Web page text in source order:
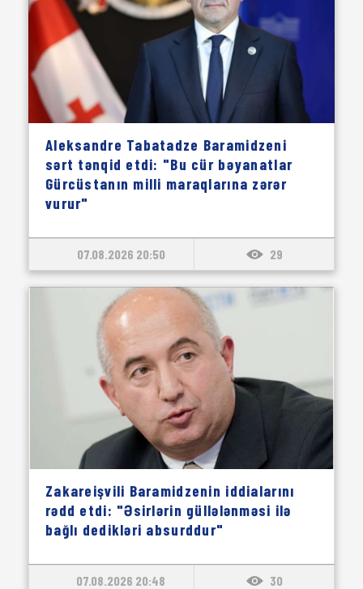
Aleksandre Tabatadze Baramidzeni
sərt tənqid etdi: "Bu cür bəyanatlar
Gürcüstanın milli maraqlarına zərər
vurur"
07.08.2026 20:50 29
Zakareişvili Baramidzenin iddialarını
rədd etdi: "Əsirlərin güllələnməsi ilə
bağlı dedikləri absurddur"
07.08.2026 20:48 30